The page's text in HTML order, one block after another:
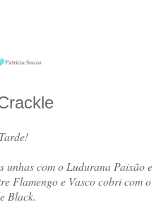
unhas com o Ludurana Paixão e
Flamengo e Vasco cobri com o
Black.